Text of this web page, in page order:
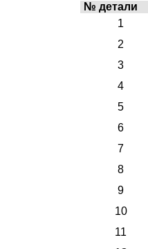
№ детали
1
2
3
4
5
6
7
8
9
10
11